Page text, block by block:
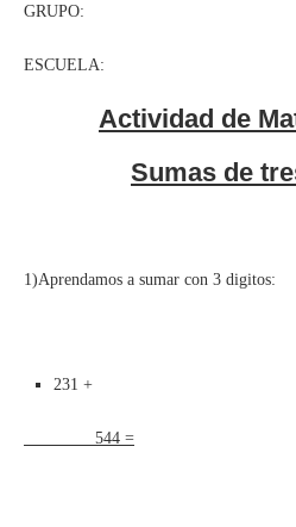
GRUPO:
ESCUELA:
Actividad de
Sumas de
1)Aprendamos a sumar con 3 digitos:
231 +
544 =